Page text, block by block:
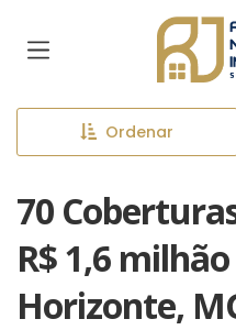
Ordenar
70
R$ 1,6
Horizonte,